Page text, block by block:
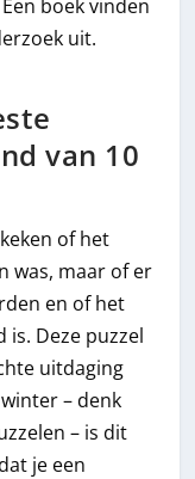
boek vinden
uit.
van 10
of het
was, maar of er
en of het
is. Deze puzzel
uitdaging
– denk
– is dit
je een